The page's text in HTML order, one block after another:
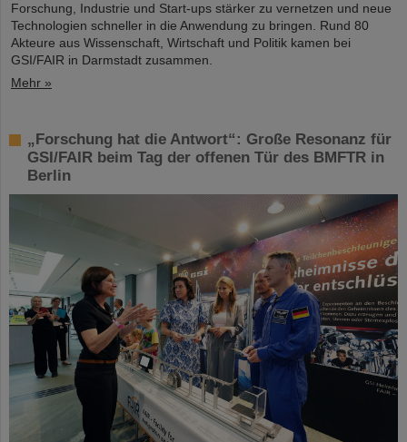
Forschung, Industrie und Start-ups stärker zu vernetzen und neue
Technologien schneller in die Anwendung zu bringen. Rund 80
Akteure aus Wissenschaft, Wirtschaft und Politik kamen bei
GSI/FAIR in Darmstadt zusammen.
Mehr »
„Forschung hat die Antwort“: Große Resonanz für
GSI/FAIR beim Tag der offenen Tür des BMFTR in
Berlin